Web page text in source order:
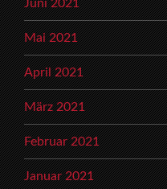
Juni 2021
Mai 2021
April 2021
März 2021
Februar 2021
Januar 2021